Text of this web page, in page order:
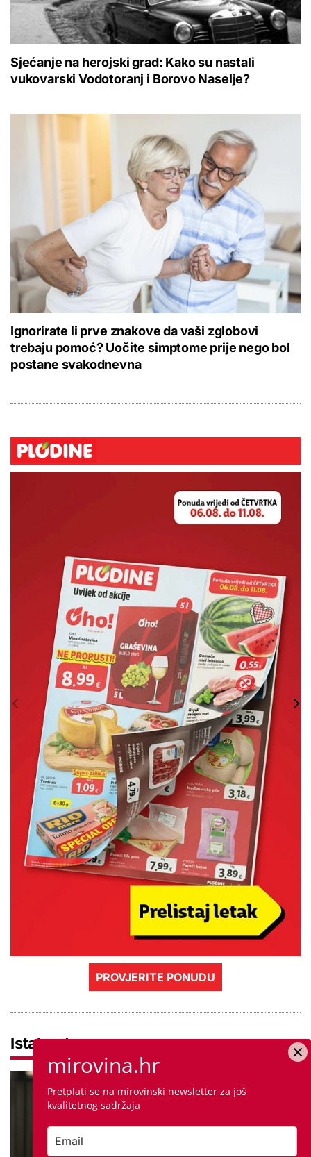
Sjećanje na herojski grad: Kako su nastali
vukovarski Vodotoranj i Borovo Naselje?
Ignorirate li prve znakove da vaši zglobovi
trebaju pomoć? Uočite simptome prije nego bol
postane svakodnevna
PROVJERITE PONUDU
Istaknuto
mirovina.hr
Pretplati se na mirovinski newsletter za još
kvalitetnog sadržaja